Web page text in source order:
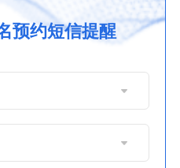
预约短信提醒